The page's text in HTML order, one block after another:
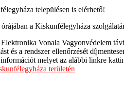
településen is elérhető!
a Kiskunfélegyháza
Vonala Vagyonvédelem
és a rendszer ellenőrzését
melyet az alábbi linkre
területén